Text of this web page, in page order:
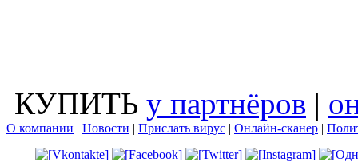
КУПИТЬ у партнёров |
О компании | Новости | Прислать вирус | Онлайн-сканер |